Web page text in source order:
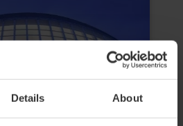
Details About